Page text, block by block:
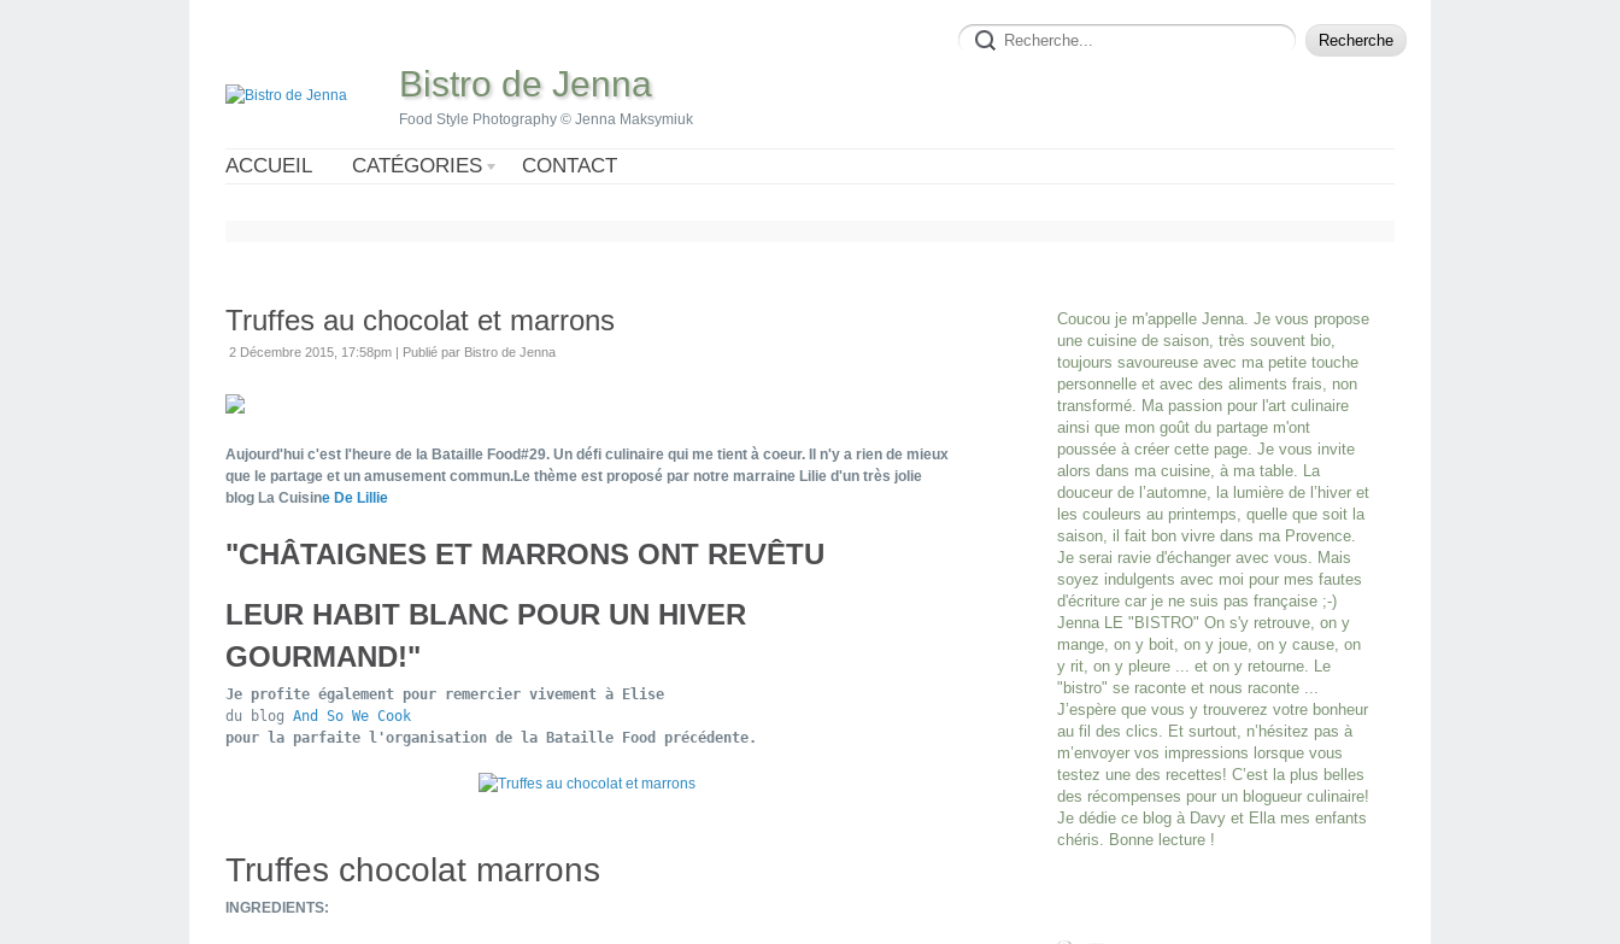
Bistro de Jenna
Food Style Photography © Jenna Maksymiuk
ACCUEIL CATÉGORIES CONTACT
Truffes au chocolat et marrons
2 Décembre 2015, 17:58pm | Publié par Bistro de Jenna
Aujourd'hui c'est l'heure de la Bataille Food#29. Un défi culinaire qui me tient à coeur. Il n'y a rien de mieux
que le partage et un amusement commun.Le thème est proposé par notre marraine Lilie d'un très jolie
blog La Cuisine De Lillie
"CHÂTAIGNES ET MARRONS ONT REVÊTU
LEUR HABIT BLANC POUR UN HIVER
GOURMAND!"
Je profite également pour remercier vivement à Elise
du blog And So We Cook
pour la parfaite l'organisation de la Bataille Food précédente.
Truffes chocolat marrons
INGREDIENTS:
Coucou je m'appelle Jenna. Je vous propose
une cuisine de saison, très souvent bio,
toujours savoureuse avec ma petite touche
personnelle et avec des aliments frais, non
transformé. Ma passion pour l'art culinaire
ainsi que mon goût du partage m'ont
poussée à créer cette page. Je vous invite
alors dans ma cuisine, à ma table. La
douceur de l’automne, la lumière de l’hiver et
les couleurs au printemps, quelle que soit la
saison, il fait bon vivre dans ma Provence.
Je serai ravie d'échanger avec vous. Mais
soyez indulgents avec moi pour mes fautes
d'écriture car je ne suis pas française ;-)
Jenna LE "BISTRO" On s'y retrouve, on y
mange, on y boit, on y joue, on y cause, on
y rit, on y pleure ... et on y retourne. Le
"bistro" se raconte et nous raconte ...
J’espère que vous y trouverez votre bonheur
au fil des clics. Et surtout, n’hésitez pas à
m’envoyer vos impressions lorsque vous
testez une des recettes! C’est la plus belles
des récompenses pour un blogueur culinaire!
Je dédie ce blog à Davy et Ella mes enfants
chéris. Bonne lecture !